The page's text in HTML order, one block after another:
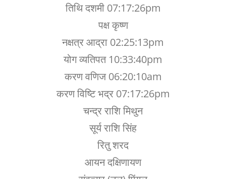
तिथि दशमी 07:17:26pm
पक्ष कृष्ण
नक्षत्र आद्रा 02:25:13pm
योग व्यतिपत 10:33:40pm
करण वणिज 06:20:10am
करण विष्टि भद्र 07:17:26pm
चन्द्र राशि मिथुन
सूर्य राशि सिंह
रितु शरद
आयन दक्षिणायण